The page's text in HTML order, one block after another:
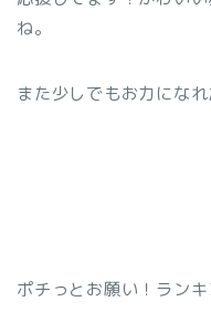
ね。
また少しでもお力になれ
ポチっとお願い！ラン